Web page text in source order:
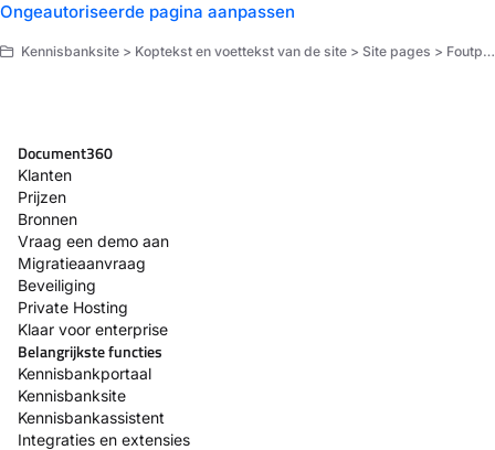
Ongeautoriseerde pagina aanpassen
Kennisbanksite > Koptekst en voettekst van de site > Site pages > Foutpagina's
Document360
Klanten
Prijzen
Bronnen
Vraag een demo aan
Migratieaanvraag
Beveiliging
Private Hosting
Klaar voor enterprise
Belangrijkste functies
Kennisbankportaal
Kennisbanksite
Kennisbankassistent
Integraties en extensies